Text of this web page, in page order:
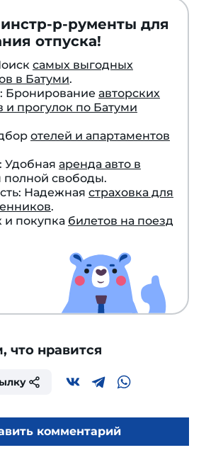
р-рументы для
отпуска!
самых выгодных
в Батуми.
Бронирование авторских
и прогулок по Батуми
отелей и апартаментов
Удобная аренда авто в
полной свободы.
Надежная страховка для
.
покупка билетов на поезд
что нравится
комментарий